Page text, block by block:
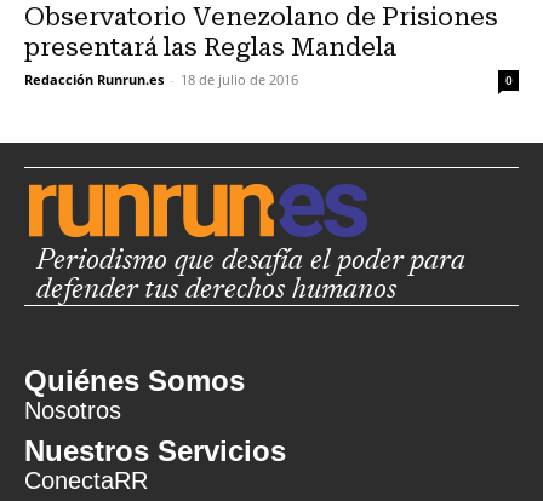
Observatorio Venezolano de Prisiones
presentará las Reglas Mandela
Redacción Runrun.es - 18 de julio de 2016 0
Periodismo que desafía el poder para
defender tus derechos humanos
Quiénes Somos
Nosotros
Nuestros Servicios
ConectaRR